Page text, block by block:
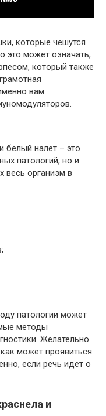
которые чешутся
это может означать,
который также
вам
налет – это
патологий, но и
весь организм в
патологии может
методы
Желательно
может проявиться
если речь идет о
и